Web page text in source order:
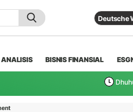
Deutsche
ANALISIS BISNIS FINANSIAL